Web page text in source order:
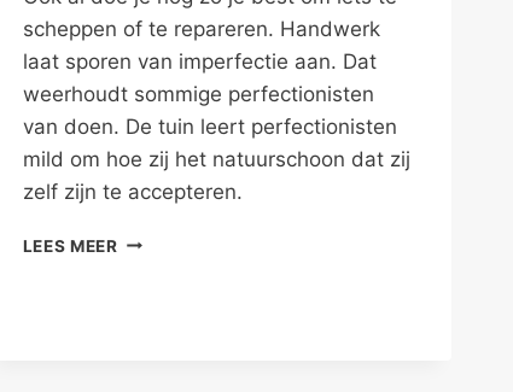
scheppen of te repareren. Handwerk
laat sporen van imperfectie aan. Dat
weerhoudt sommige perfectionisten
van doen. De tuin leert perfectionisten
mild om hoe zij het natuurschoon dat zij
zelf zijn te accepteren.
LEES MEEROOK